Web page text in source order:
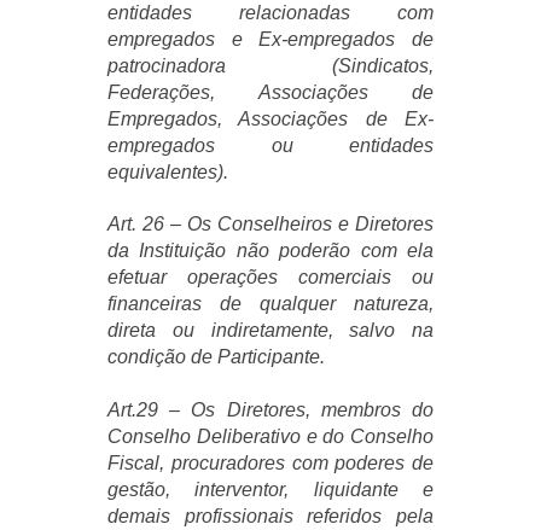
entidades relacionadas com
empregados e Ex-empregados de
patrocinadora (Sindicatos,
Federações, Associações de
Empregados, Associações de Ex-
empregados ou entidades
equivalentes).
Art. 26 – Os Conselheiros e Diretores
da Instituição não poderão com ela
efetuar operações comerciais ou
financeiras de qualquer natureza,
direta ou indiretamente, salvo na
condição de Participante.
Art.29 – Os Diretores, membros do
Conselho Deliberativo e do Conselho
Fiscal, procuradores com poderes de
gestão, interventor, liquidante e
demais profissionais referidos pela